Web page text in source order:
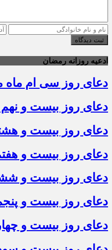
ثبت دیدگاه
ادعیه روزانه رمضان
دعای روز سی ام ماه
دعای روز بیست و
دعای روز بیست و
دعای روز بیست و
دعای روز بیست و
دعای روز بیست و
دعای روز بیست و